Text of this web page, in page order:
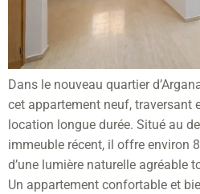
Dans le nouveau quartier
cet appartement neuf, traversant
location longue durée. Situé au
immeuble récent, il offre environ
d’une lumière naturelle agréable
Un appartement confortable et